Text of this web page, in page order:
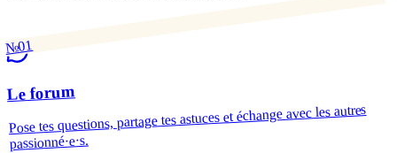
№01
Le forum
Pose tes questions, partage tes astuces et échange avec les autres
passionné·e·s.